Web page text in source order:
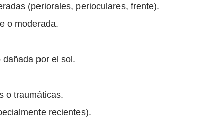
(periorales, perioculares, frente).
o moderada.
por el sol.
o traumáticas.
recientes).